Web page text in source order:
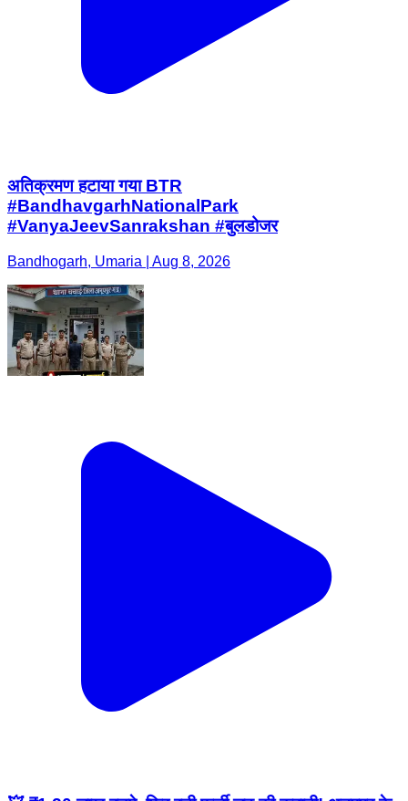
अतिक्रमण हटाया गया BTR
#BandhavgarhNationalPark
#VanyaJeevSanrakshan #बुलडोजर
Bandhogarh, Umaria | Aug 8, 2026